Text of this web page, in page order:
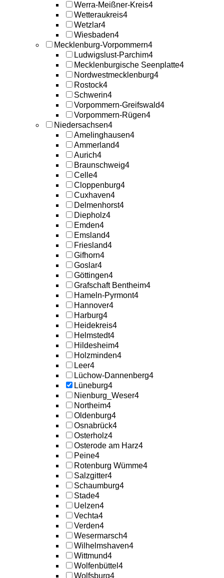
Werra-Meißner-Kreis4
Wetteraukreis4
Wetzlar4
Wiesbaden4
Mecklenburg-Vorpommern4
Ludwigslust-Parchim4
Mecklenburgische Seenplatte4
Nordwestmecklenburg4
Rostock4
Schwerin4
Vorpommern-Greifswald4
Vorpommern-Rügen4
Niedersachsen4
Amelinghausen4
Ammerland4
Aurich4
Braunschweig4
Celle4
Cloppenburg4
Cuxhaven4
Delmenhorst4
Diepholz4
Emden4
Emsland4
Friesland4
Gifhorn4
Goslar4
Göttingen4
Grafschaft Bentheim4
Hameln-Pyrmont4
Hannover4
Harburg4
Heidekreis4
Helmstedt4
Hildesheim4
Holzminden4
Leer4
Lüchow-Dannenberg4
Lüneburg4
Nienburg_Weser4
Northeim4
Oldenburg4
Osnabrück4
Osterholz4
Osterode am Harz4
Peine4
Rotenburg Wümme4
Salzgitter4
Schaumburg4
Stade4
Uelzen4
Vechta4
Verden4
Wesermarsch4
Wilhelmshaven4
Wittmund4
Wolfenbüttel 4
Wolfsburg4